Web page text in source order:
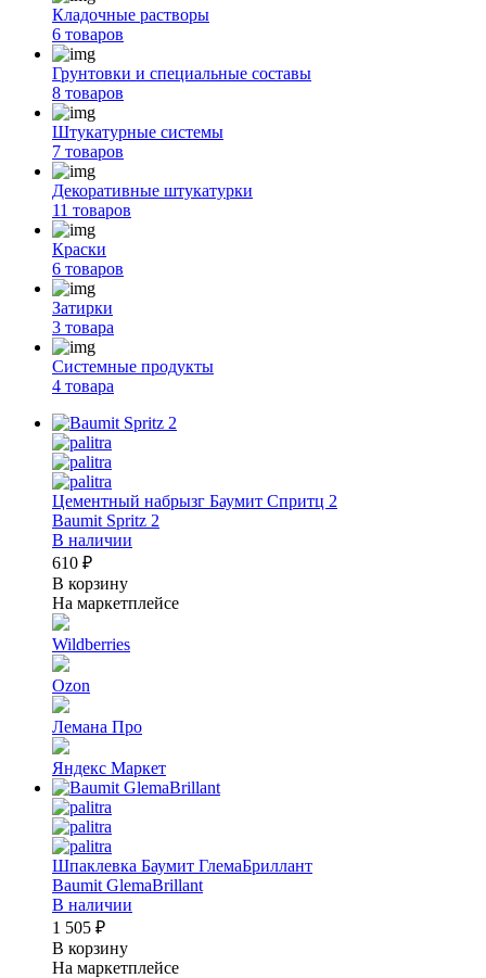
Кладочные растворы
6 товаров
Грунтовки и специальные составы
8 товаров
Штукатурные системы
7 товаров
Декоративные штукатурки
11 товаров
Краски
6 товаров
Затирки
3 товара
Системные продукты
4 товара
Цементный набрызг Баумит Спритц 2
Baumit Spritz 2
В наличии
610 ₽
В корзину
На маркетплейсе
Wildberries
Ozon
Лемана Про
Яндекс Маркет
Шпаклевка Баумит ГлемаБриллант
Baumit GlemaBrillant
В наличии
1 505 ₽
В корзину
На маркетплейсе